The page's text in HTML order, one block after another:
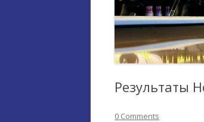
Результаты
0 Comments